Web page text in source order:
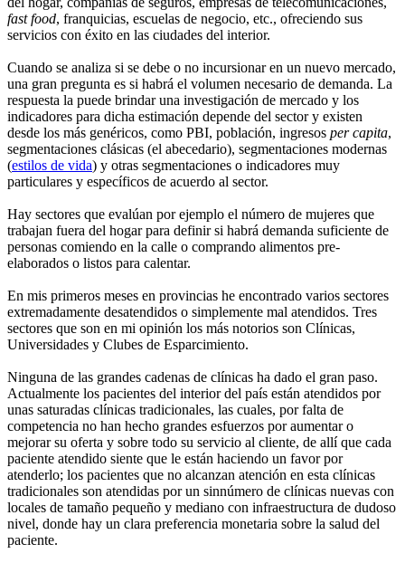
fast food, franquicias, escuelas de negocio, etc., ofreciendo sus
servicios con éxito en las ciudades del interior.
Cuando se analiza si se debe o no incursionar en un nuevo mercado,
una gran pregunta es si habrá el volumen necesario de demanda. La
respuesta la puede brindar una investigación de mercado y los
indicadores para dicha estimación depende del sector y existen
desde los más genéricos, como PBI, población, ingresos per capita,
segmentaciones clásicas (el abecedario), segmentaciones modernas
(estilos de vida) y otras segmentaciones o indicadores muy
particulares y específicos de acuerdo al sector.
Hay sectores que evalúan por ejemplo el número de mujeres que
trabajan fuera del hogar para definir si habrá demanda suficiente de
personas comiendo en la calle o comprando alimentos pre-
elaborados o listos para calentar.
En mis primeros meses en provincias he encontrado varios sectores
extremadamente desatendidos o simplemente mal atendidos. Tres
sectores que son en mi opinión los más notorios son Clínicas,
Universidades y Clubes de Esparcimiento.
Ninguna de las grandes cadenas de clínicas ha dado el gran paso.
Actualmente los pacientes del interior del país están atendidos por
unas saturadas clínicas tradicionales, las cuales, por falta de
competencia no han hecho grandes esfuerzos por aumentar o
mejorar su oferta y sobre todo su servicio al cliente, de allí que cada
paciente atendido siente que le están haciendo un favor por
atenderlo; los pacientes que no alcanzan atención en esta clínicas
tradicionales son atendidas por un sinnúmero de clínicas nuevas con
locales de tamaño pequeño y mediano con infraestructura de dudoso
nivel, donde hay un clara preferencia monetaria sobre la salud del
paciente.